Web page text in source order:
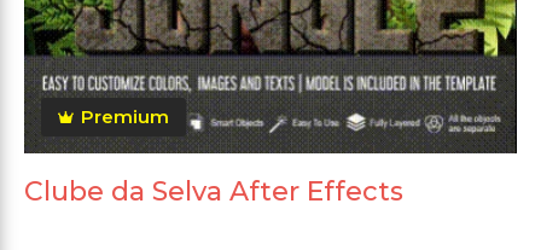
Premium
Clube da Selva After Effects